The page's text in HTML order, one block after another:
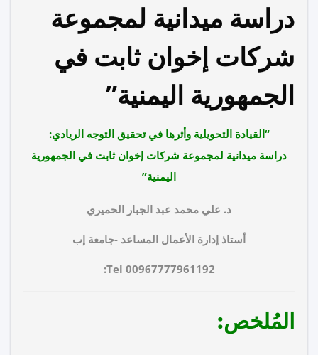
دراسة ميدانية لمجموعة
شركات إخوان ثابت في
الجمهورية اليمنية”
“القيادة التحويلية وأثرها في تحقيق التوجه الريادي:
دراسة ميدانية لمجموعة شركات إخوان ثابت في الجمهورية
اليمنية”
د. علي محمد عبد الجبار الحميري
أستاذ إدارة الأعمال المساعد -جامعة إب
00967777961192
Tel:
المُلخص: